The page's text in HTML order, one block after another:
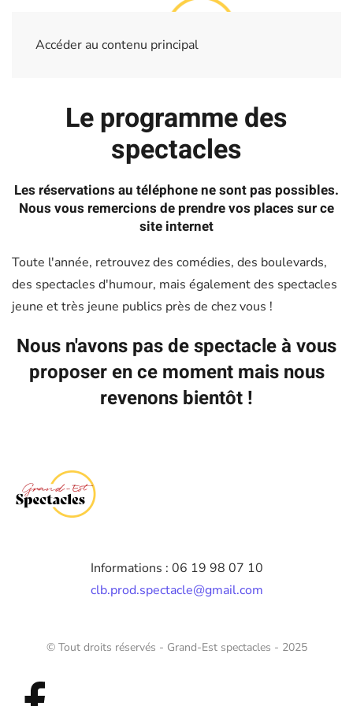
Accéder au contenu principal
Le programme des
spectacles
Les réservations au téléphone ne sont pas possibles.
Nous vous remercions de prendre vos places sur ce
site internet
Toute l'année, retrouvez des comédies, des boulevards,
des spectacles d'humour, mais également des spectacles
jeune et très jeune publics près de chez vous !
Nous n'avons pas de spectacle à vous
proposer en ce moment mais nous
revenons bientôt !
Informations : 06 19 98 07 10
clb.prod.spectacle@gmail.com
© Tout droits réservés - Grand-Est spectacles - 2025